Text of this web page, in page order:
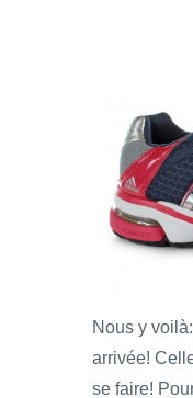
Nous y
arrivée!
se faire!